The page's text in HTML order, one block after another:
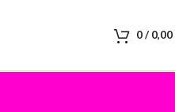
0/ 0,00